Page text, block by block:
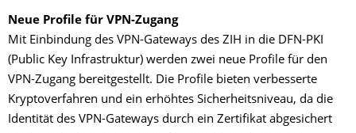
Neue Profile für VPN-Zugang
Mit Einbindung des VPN-Gateways des ZIH in die DFN-PKI
(Public Key Infrastruktur) werden zwei neue Profile für den
VPN-Zugang bereitgestellt. Die Profile bieten verbesserte
Kryptoverfahren und ein erhöhtes Sicherheitsniveau, da die
Identität des VPN-Gateways durch ein Zertifikat abgesichert